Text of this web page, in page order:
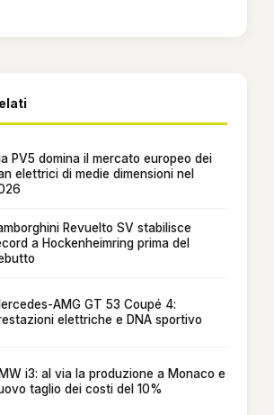
PV5 domina il mercato europeo dei
elettrici di medie dimensioni nel
Revuelto SV stabilisce
a Hockenheimring prima del
AMG GT 53 Coupé 4:
elettriche e DNA sportivo
i3: al via la produzione a Monaco e
taglio dei costi del 10%